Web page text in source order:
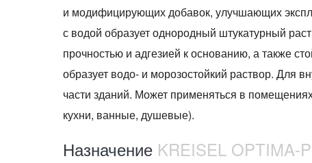
и модифицирующих добавок, улучшающих
с водой образует однородный штукатурный
прочностью и адгезией к основанию, а также
образует водо- и морозостойкий раствор. Для
части зданий. Может применяться в
кухни, ванные, душевые).
Назначение KREISEL OPTIMA-